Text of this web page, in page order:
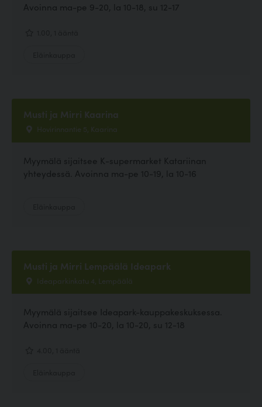
Avoinna ma-pe 9-20, la 10-18, su 12-17
Musti ja Mirri Kaarina
Hovirinnantie 5, Kaarina
Myymälä sijaitsee K-supermarket Katariinan
yhteydessä. Avoinna ma-pe 10-19, la 10-16
Musti ja Mirri Lempäälä Ideapark
Ideaparkinkatu 4, Lempäälä
Myymälä sijaitsee Ideapark-kauppakeskuksessa.
Avoinna ma-pe 10-20, la 10-20, su 12-18